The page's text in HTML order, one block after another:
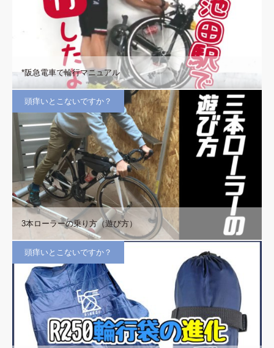
*阪急電車で輪行マニュアル
頭痒いとこないですか？
3本ローラーの乗り方（遊び方）
頭痒いとこないですか？